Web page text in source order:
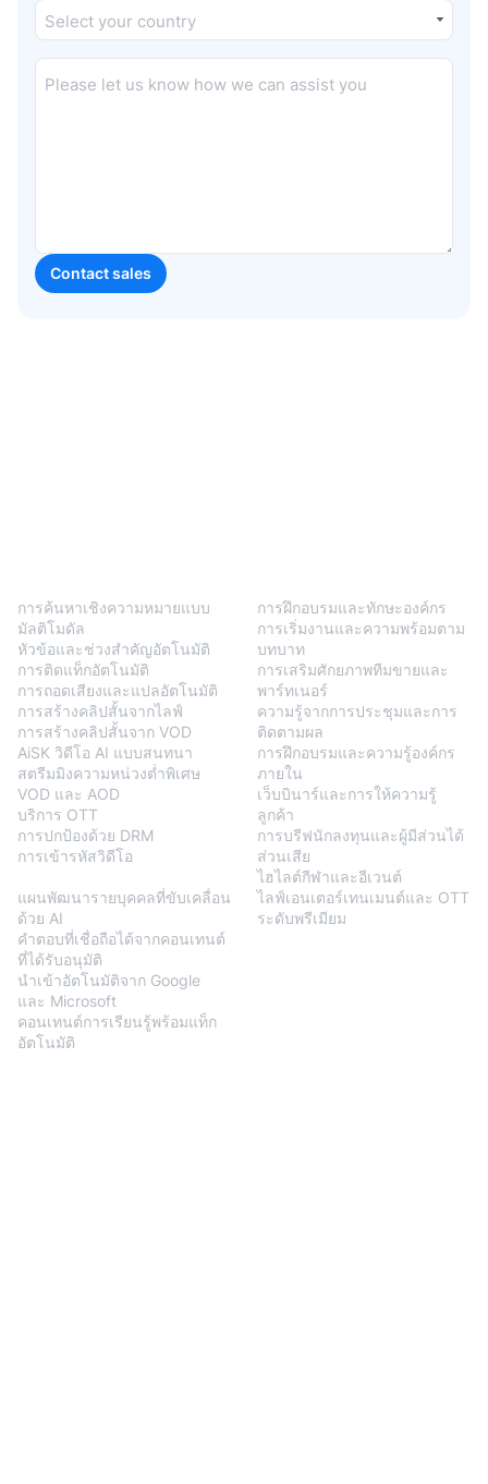
การค้นหาเชิงความหมายแบบ
มัลติโมดัล
หัวข้อและช่วงสำคัญอัตโนมัติ
การติดแท็กอัตโนมัติ
การถอดเสียงและแปลอัตโนมัติ
การสร้างคลิปสั้นจากไลฟ์
การสร้างคลิปสั้นจาก VOD
AiSK วิดีโอ AI แบบสนทนา
สตรีมมิงความหน่วงต่ำพิเศษ
VOD และ AOD
บริการ OTT
การปกป้องด้วย DRM
การเข้ารหัสวิดีโอ
แผนพัฒนารายบุคคลที่ขับเคลื่อน
ด้วย AI
คำตอบที่เชื่อถือได้จากคอนเทนต์
ที่ได้รับอนุมัติ
นำเข้าอัตโนมัติจาก Google
และ Microsoft
คอนเทนต์การเรียนรู้พร้อมแท็ก
อัตโนมัติ
การฝึกอบรมและทักษะองค์กร
การเริ่มงานและความพร้อมตาม
บทบาท
การเสริมศักยภาพทีมขายและ
พาร์ทเนอร์
ความรู้จากการประชุมและการ
ติดตามผล
การฝึกอบรมและความรู้องค์กร
ภายใน
เว็บบินาร์และการให้ความรู้
ลูกค้า
การบรีฟนักลงทุนและผู้มีส่วนได้
ส่วนเสีย
ไฮไลต์กีฬาและอีเวนต์
ไลฟ์เอนเตอร์เทนเมนต์และ OTT
ระดับพรีเมียม